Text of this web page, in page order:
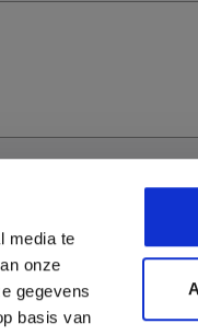
media te
onze
gegevens
basis van